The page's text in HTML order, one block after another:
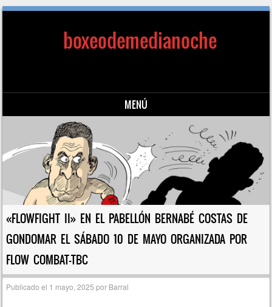
boxeodemedianoche
MENÚ
Saltar al contenido
«FLOWFIGHT II» EN EL PABELLÓN BERNABÉ COSTAS DE
GONDOMAR EL SÁBADO 10 DE MAYO ORGANIZADA POR
FLOW COMBAT-TBC
Publicado el 1 mayo, 2025 por Barral